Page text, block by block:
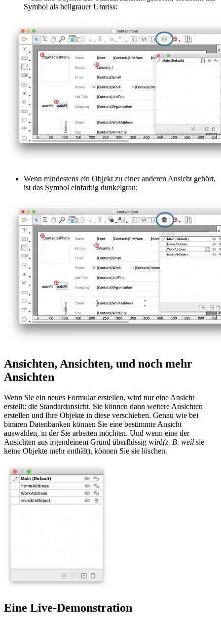
Symbol als hellgrauer Umriss:
Wenn mindestens ein Objekt zu einer anderen Ansicht gehört,
ist das Symbol einfarbig dunkelgrau:
Ansichten, Ansichten, und noch mehr
Ansichten
Wenn Sie ein neues Formular erstellen, wird nur eine Ansicht
erstellt: die Standardansicht. Sie können dann weitere Ansichten
erstellen und Ihre Objekte in diese verschieben. Genau wie bei
binären Datenbanken können Sie eine bestimmte Ansicht
auswählen, in der Sie arbeiten möchten. Und wenn eine der
Ansichten aus irgendeinem Grund überflüssig wird(z. B. weil sie
keine Objekte mehr enthält), können Sie sie löschen.
Eine Live-Demonstration